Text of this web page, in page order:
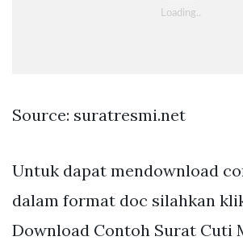
Source: suratresmi.net
Untuk dapat mendownload
dalam format doc silahkan
Download Contoh Surat Cuti